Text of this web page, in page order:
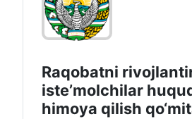
Raqobatni
isteʼmolchilar
himoya qilish